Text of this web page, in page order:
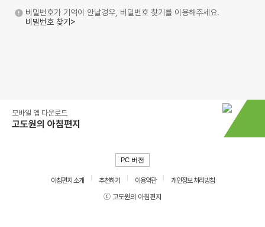
비밀번호가 기억이 안날경우, 비밀번호 찾기를 이용해주세요.
비밀번호 찾기>
모바일 앱 다운로드
고도원의 아침편지
PC 버전
아침편지 소개 추천하기 이용약관
개인정보 처리방침
ⓒ 고도원의 아침편지